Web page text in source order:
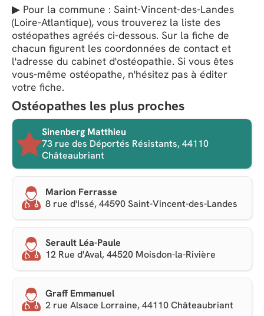
▶ Pour la commune : Saint-Vincent-des-Landes
(Loire-Atlantique), vous trouverez la liste des
ostéopathes agréés ci-dessous. Sur la fiche de
chacun figurent les coordonnées de contact et
l'adresse du cabinet d'ostéopathie. Si vous êtes
vous-même ostéopathe, n'hésitez pas à éditer
votre fiche.
Ostéopathes les plus proches
Sinenberg Matthieu
73 rue des Déportés Résistants, 44110
Châteaubriant
Marion Ferrasse
8 rue d'Issé, 44590 Saint-Vincent-des-Landes
Serault Léa-Paule
12 Rue d'Aval, 44520 Moisdon-la-Rivière
Graff Emmanuel
2 rue Alsace Lorraine, 44110 Châteaubriant